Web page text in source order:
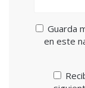
Guarda
en este